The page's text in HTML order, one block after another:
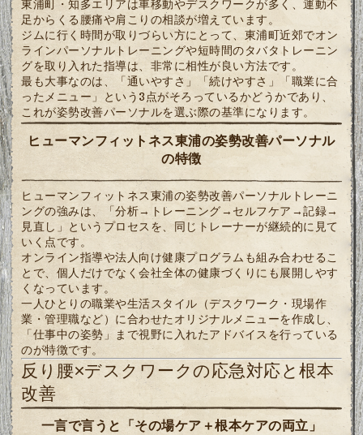
東浦町・知多エリアは車移動やデスクワークが多く、運動不
足からくる腰痛や肩こりの相談が増えています。
ジムに行く時間が取りづらい方にとって、東浦町近郊でオン
ラインパーソナルトレーニングや短時間のタバタトレーニン
グを取り入れた指導は、非常に相性が良い方法です。
最も大事なのは、「通いやすさ」「続けやすさ」「職業に合
ったメニュー」という3点がそろっているかどうかであり、
これが姿勢改善パーソナルを選ぶ際の基準になります。
ヒューマンフィットネス東浦の姿勢改善パーソナル
の特徴
ヒューマンフィットネス東浦の姿勢改善パーソナルトレーニ
ングの強みは、「分析→トレーニング→セルフケア→記録→
見直し」というプロセスを、同じトレーナーが継続的に見て
いく点です。
オンライン指導や法人向け健康プログラムも組み合わせるこ
とで、個人だけでなく会社全体の健康づくりにも展開しやす
くなっています。
一人ひとりの職業や生活スタイル（デスクワーク・現場作
業・管理職など）に合わせたオリジナルメニューを作成し、
「仕事中の姿勢」まで視野に入れたアドバイスを行っている
のが特徴です。
反り腰×デスクワークの応急対応と根本
改善
一言で言うと「その場ケア＋根本ケアの両立」